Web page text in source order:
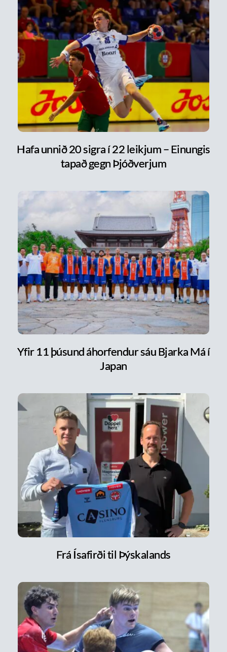
Hafa unnið 20 sigra í 22 leikjum – Einungis
tapað gegn Þjóðverjum
Yfir 11 þúsund áhorfendur sáu Bjarka Má í
Japan
Frá Ísafirði til Þýskalands